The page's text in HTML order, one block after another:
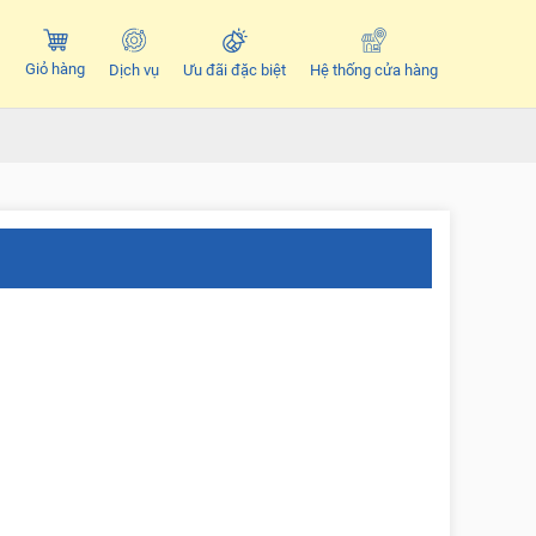
Giỏ hàng Dịch vụ Ưu đãi đặc biệt Hệ thống cửa hàng